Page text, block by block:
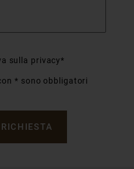
sulla privacy*
* sono obbligatori